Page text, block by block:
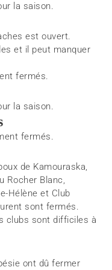
la saison.
est ouvert.
et il peut manquer
fermés.
la saison.
fermés.
de Kamouraska,
Rocher Blanc,
Hélène et Club
sont fermés.
clubs sont difficiles à
ont dû fermer